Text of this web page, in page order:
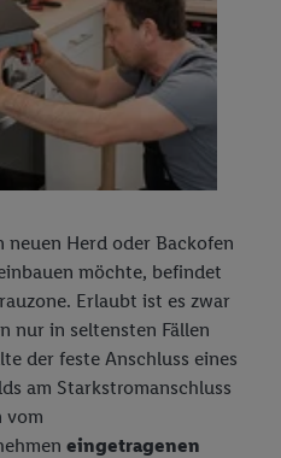
neuen Herd oder Backofen
möchte, befindet
Erlaubt ist es zwar
nur in seltensten Fällen
der feste Anschluss eines
am Starkstromanschluss
vom
eingetragenen